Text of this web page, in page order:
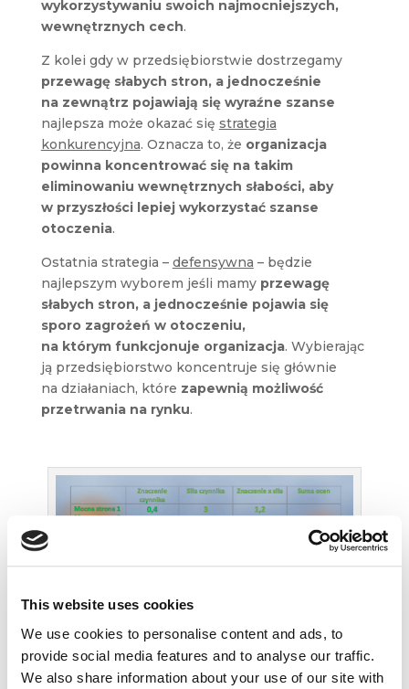
This website uses cookies
We use cookies to personalise content and ads, to
provide social media features and to analyse our traffic.
We also share information about your use of our site with
wykorzystywaniu swoich najmocniejszych,
wewnętrznych cech.
Z kolei gdy w przedsiębiorstwie dostrzegamy
przewagę słabych stron, a jednocześnie
na zewnątrz pojawiają się wyraźne szanse
najlepsza może okazać się strategia
konkurencyjna. Oznacza to, że organizacja
powinna koncentrować się na takim
eliminowaniu wewnętrznych słabości, aby
w przyszłości lepiej wykorzystać szanse
otoczenia.
Ostatnia strategia – defensywna – będzie
najlepszym wyborem jeśli mamy przewagę
słabych stron, a jednocześnie pojawia się
sporo zagrożeń w otoczeniu,
na którym funkcjonuje organizacja. Wybierając
ją przedsiębiorstwo koncentruje się głównie
na działaniach, które zapewnią możliwość
przetrwania na rynku.
Wybierając strategię powinniśmy ocenić siłę
każdego czynnika